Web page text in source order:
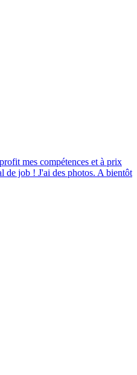
mes compétences et à prix
de job ! J'ai des photos. A bientôt